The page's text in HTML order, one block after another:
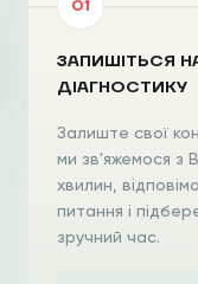
ЗАПИШІТЬСЯ
ДІАГНОСТИКУ
Залиште свої
ми зв'яжемося з
хвилин,
питання і
зручний час.